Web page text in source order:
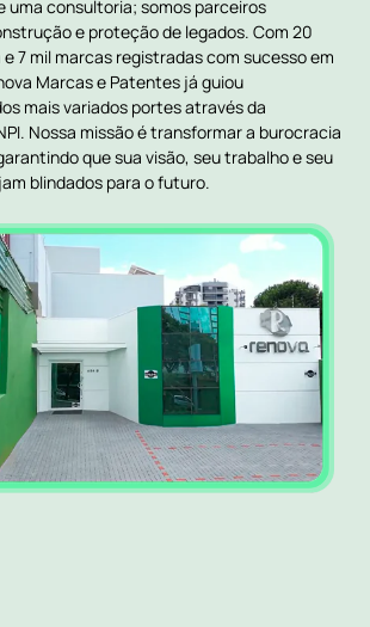
uma consultoria; somos parceiros
e proteção de legados. Com 20
7 mil marcas registradas com sucesso em
Marcas e Patentes já guiou
mais variados portes através da
Nossa missão é transformar a burocracia
que sua visão, seu trabalho e seu
blindados para o futuro.